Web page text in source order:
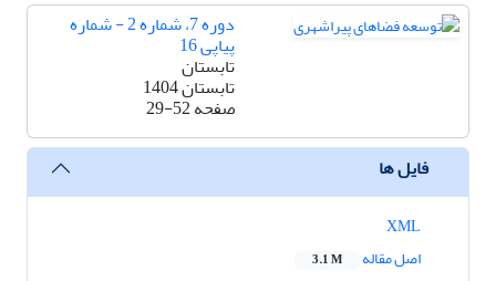
دوره 7، شماره 2 - شماره
پیاپی 16
تابستان
تابستان 1404
صفحه29-52
فایل ها
اصل مقاله
3.1 M